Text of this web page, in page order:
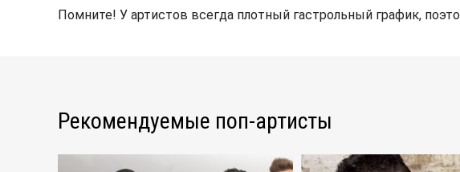
Помните! У артистов всегда плотный гастрольный график,
Рекомендуемые поп-артисты